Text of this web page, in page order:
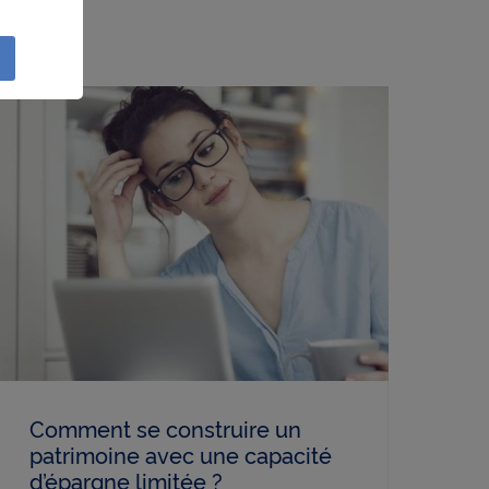
Comment se construire un
patrimoine avec une capacité
d’épargne limitée ?
à
des